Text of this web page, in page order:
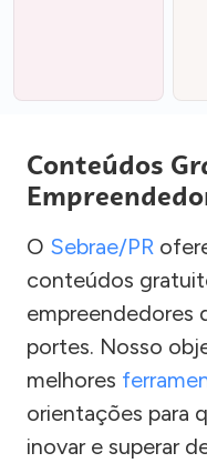
Conteúdos
O Sebrae/PR
conteúdos
empreendedores
portes. Nosso
melhores
orientações para
inovar e superar